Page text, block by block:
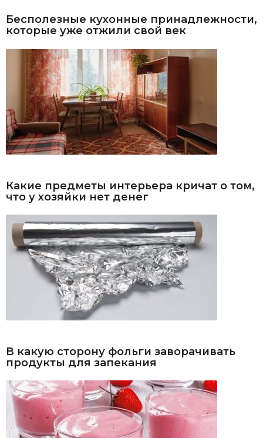
Бесполезные кухонные принадлежности,
которые уже отжили свой век
Какие предметы интерьера кричат о том,
что у хозяйки нет денег
В какую сторону фольги заворачивать
продукты для запекания